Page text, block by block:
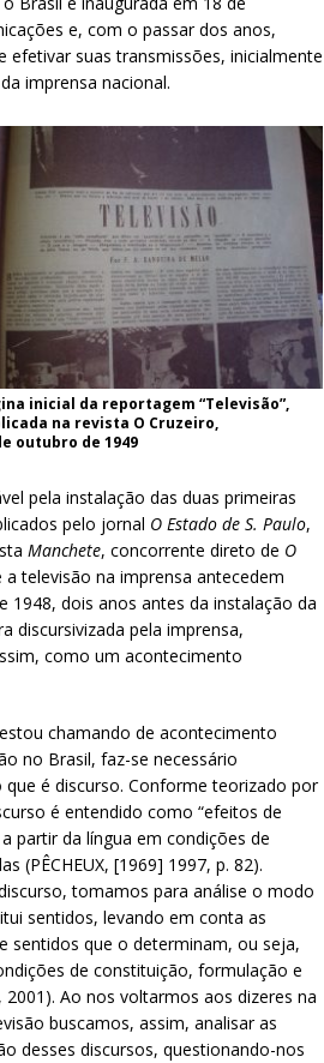
e, com o passar dos anos,
suas transmissões, inicialmente
imprensa nacional.
inicial da reportagem “Televisão”,
na revista O Cruzeiro,
outubro de 1949
pela instalação das duas primeiras
pelo jornal O Estado de S. Paulo,
Manchete, concorrente direto de O
televisão na imprensa antecedem
1948, dois anos antes da instalação da
discursivizada pela imprensa,
como um acontecimento
chamando de acontecimento
no Brasil, faz-se necessário
é discurso. Conforme teorizado por
é entendido como “efeitos de
partir da língua em condições de
(PÊCHEUX, [1969] 1997, p. 82).
tomamos para análise o modo
sentidos, levando em conta as
sentidos que o determinam, ou seja,
de constituição, formulação e
2001). Ao nos voltarmos aos dizeres na
buscamos, assim, analisar as
desses discursos, questionando-nos